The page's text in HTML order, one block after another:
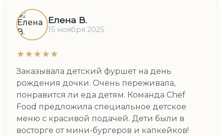
Елена В.
15 ноября 2025
★★★★★
Заказывала детский фуршет на день
рождения дочки. Очень переживала,
понравится ли еда детям. Команда Chef
Food предложила специальное детское
меню с красивой подачей. Дети были в
восторге от мини-бургеров и капкейков!